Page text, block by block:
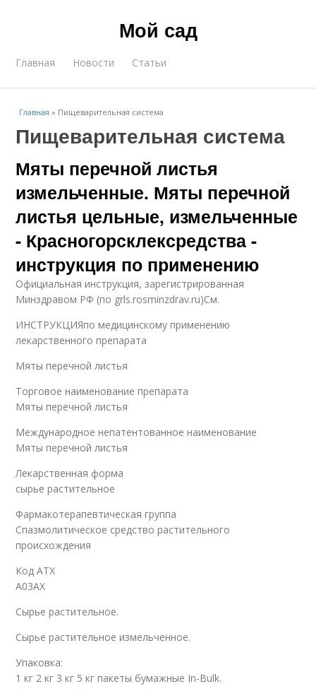
Мой сад
Главная Новости Статьи
Главная » Пищеварительная система
Пищеварительная система
Мяты перечной листья
измельченные. Мяты перечной
листья цельные, измельченные
- Красногорсклексредства -
инструкция по применению
Официальная инструкция, зарегистрированная
Минздравом РФ (по grls.rosminzdrav.ru)См.
ИНСТРУКЦИЯпо медицинскому применению
лекарственного препарата
Мяты перечной листья
Торговое наименование препарата
Мяты перечной листья
Международное непатентованное наименование
Мяты перечной листья
Лекарственная форма
сырье растительное
Фармакотерапевтическая группа
Спазмолитическое средство растительного
происхождения
Код АТХ
A03AX
Сырье растительное.
Сырье растительное измельченное.
Упаковка:
1 кг 2 кг 3 кг 5 кг пакеты бумажные In-Bulk.